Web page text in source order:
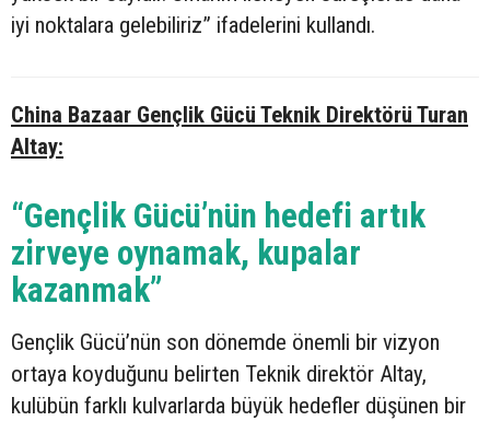
iyi noktalara gelebiliriz” ifadelerini kullandı.
China Bazaar Gençlik Gücü Teknik Direktörü Turan
Altay:
“Gençlik Gücü’nün hedefi artık
zirveye oynamak, kupalar
kazanmak”
Gençlik Gücü’nün son dönemde önemli bir vizyon
ortaya koyduğunu belirten Teknik direktör Altay,
kulübün farklı kulvarlarda büyük hedefler düşünen bir